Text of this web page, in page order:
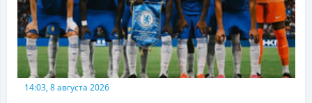
14:03, 8 августа 2026